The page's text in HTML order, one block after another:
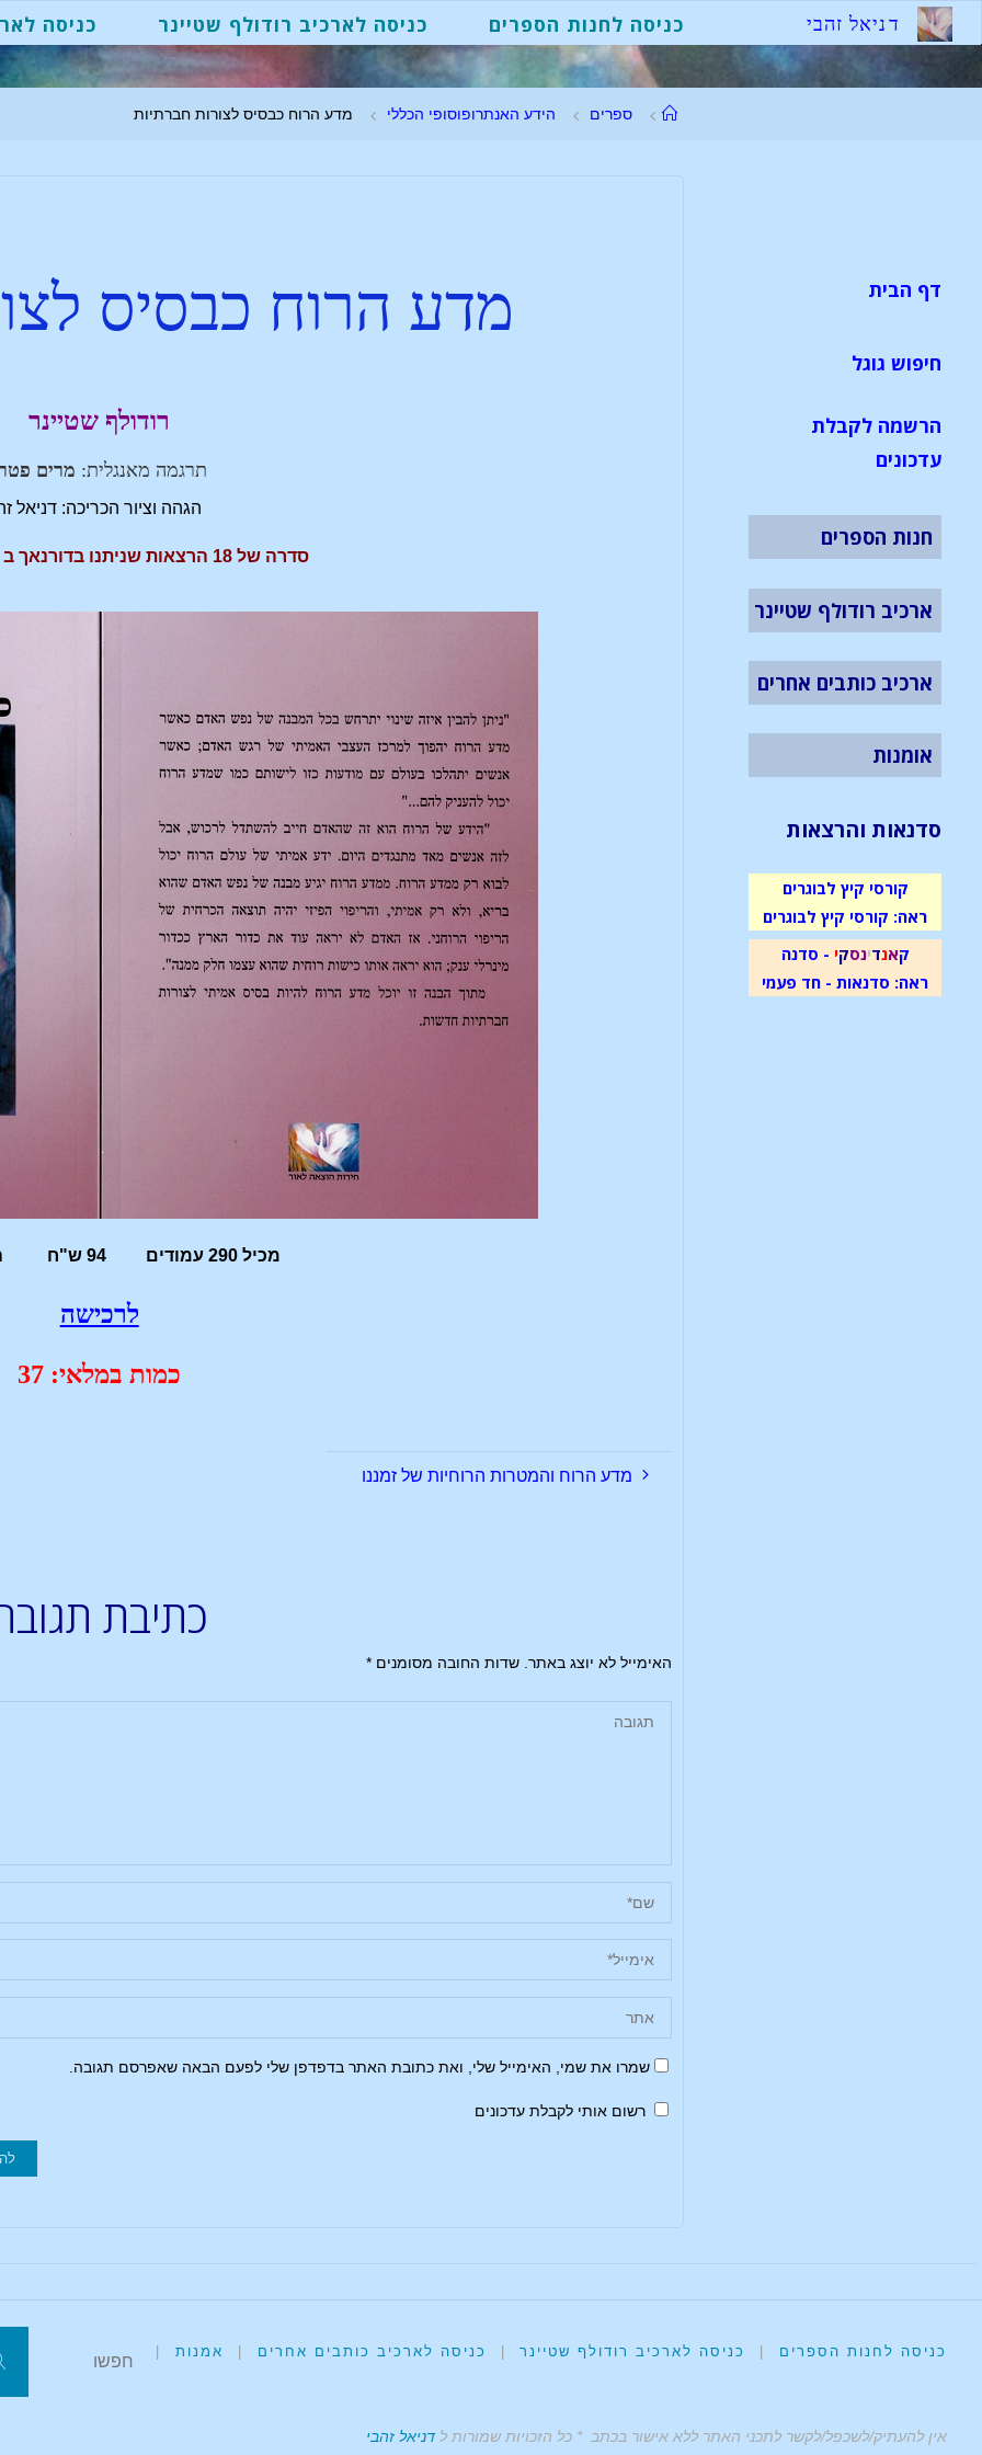
דניאל זהבי כניסה לחנות הספרים כניסה לארכיב רודולף שטיינר כניסה
ספרים הידע האנתרופוסופי הכללי מדע הרוח כבסיס לצורות חברתיות
מדע הרוח כבסיס
רודולף שטיינר
תרגמה מאנגלית: מרים
הגהה וציור הכריכה: דניאל
סדרה של 18 הרצאות שניתנו בדורנאך ב 1920. GA199
מכיל 290 עמודים 94 ש"ח הוצאת חירות
לרכישה
כמות במלאי: 37
מדע הרוח והמטרות הרוחיות של זמננו
כתיבת
האימייל לא יוצג באתר. שדות החובה מסומנים*
שמרו את שמי, האימייל שלי, ואת כתובת האתר בדפדפן שלי לפעם הבאה שאפרסם תגובה.
רשום אותי לקבלת עדכונים
דף הבית
חיפוש גוגל
הרשמה לקבלת
עדכונים
חנות הספרים
ארכיב רודולף שטיינר
ארכיב כותבים אחרים
אומנות
סדנאות והרצאות
קורסי קיץ לבוגרים
ראה: קורסי קיץ לבוגרים
קאנדינסקי - סדנה
ראה: סדנאות - חד פעמי
כניסה לחנות הספרים כניסה לארכיב רודולף שטיינר כניסה לארכיב כותבים אחרים אמנות
אין להעתיק/לשכפל/לקשר לתכני האתר ללא אישור בכתב * כל הזכויות שמורות לדניאל זהבי